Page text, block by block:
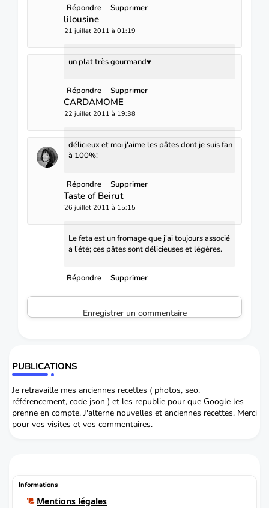
Répondre Supprimer
lilousine
21 juillet 2011 à 01:19
un plat très gourmand♥
Répondre Supprimer
CARDAMOME
22 juillet 2011 à 19:38
délicieux et moi j'aime les pâtes dont je suis fan
à 100%!
Répondre Supprimer
Taste of Beirut
26 juillet 2011 à 15:15
Le feta est un fromage que j'ai toujours associé
a l'été; ces pâtes sont délicieuses et légères.
Répondre Supprimer
Enregistrer un commentaire
PUBLICATIONS
Je retravaille mes anciennes recettes ( photos, seo,
référencement, code json ) et les republie pour que Google les
prenne en compte. J'alterne nouvelles et anciennes recettes. Merci
pour vos visites et vos commentaires.
Informations
Mentions légales